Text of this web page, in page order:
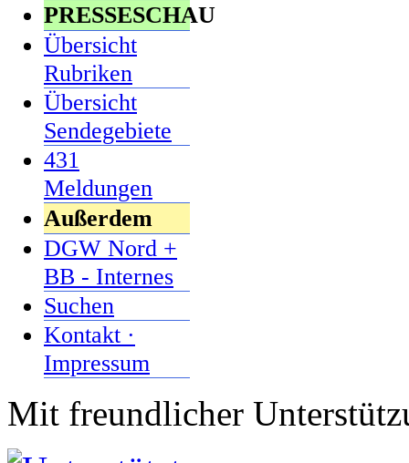
PRESSESCHAU
Übersicht
Rubriken
Übersicht
Sendegebiete
431
Meldungen
Außerdem
DGW Nord +
BB - Internes
Suchen
Kontakt ·
Impressum
Mit freundlicher